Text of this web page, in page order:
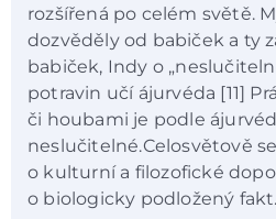
rozšířená po celém světě.
dozvěděly od babiček a ty
babiček, Indy o
potravin učí ájurvéda [11]
či houbami je podle
neslučitelné.Celosvětově
o kulturní a filozofické
o biologicky podložený fakt.